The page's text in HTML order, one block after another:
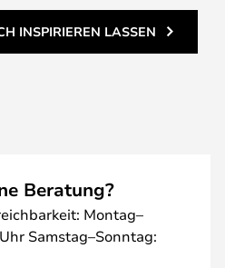
INSPIRIEREN LASSEN
Beratung?
Montag–
Samstag–Sonntag: